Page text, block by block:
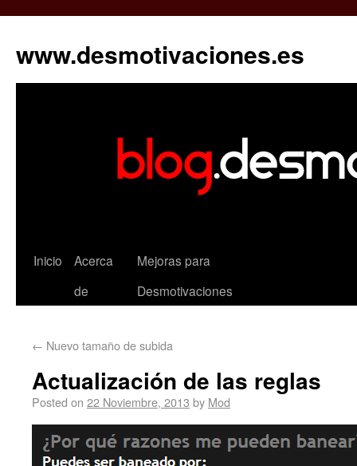
www.desmotivaciones.es
Inicio
Acerca
de
Mejoras para
Desmotivaciones
← Nuevo tamaño de subida
Actualización de las reglas
Posted on 22 Noviembre, 2013 by Mod